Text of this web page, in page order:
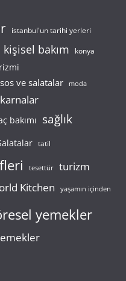
istanbul'un tarihi yerleri
kişisel bakım konya
ve salatalar moda
bakımı sağlık
tatil
tesettür turizm
Kitchen yaşamın içinden
yemekler